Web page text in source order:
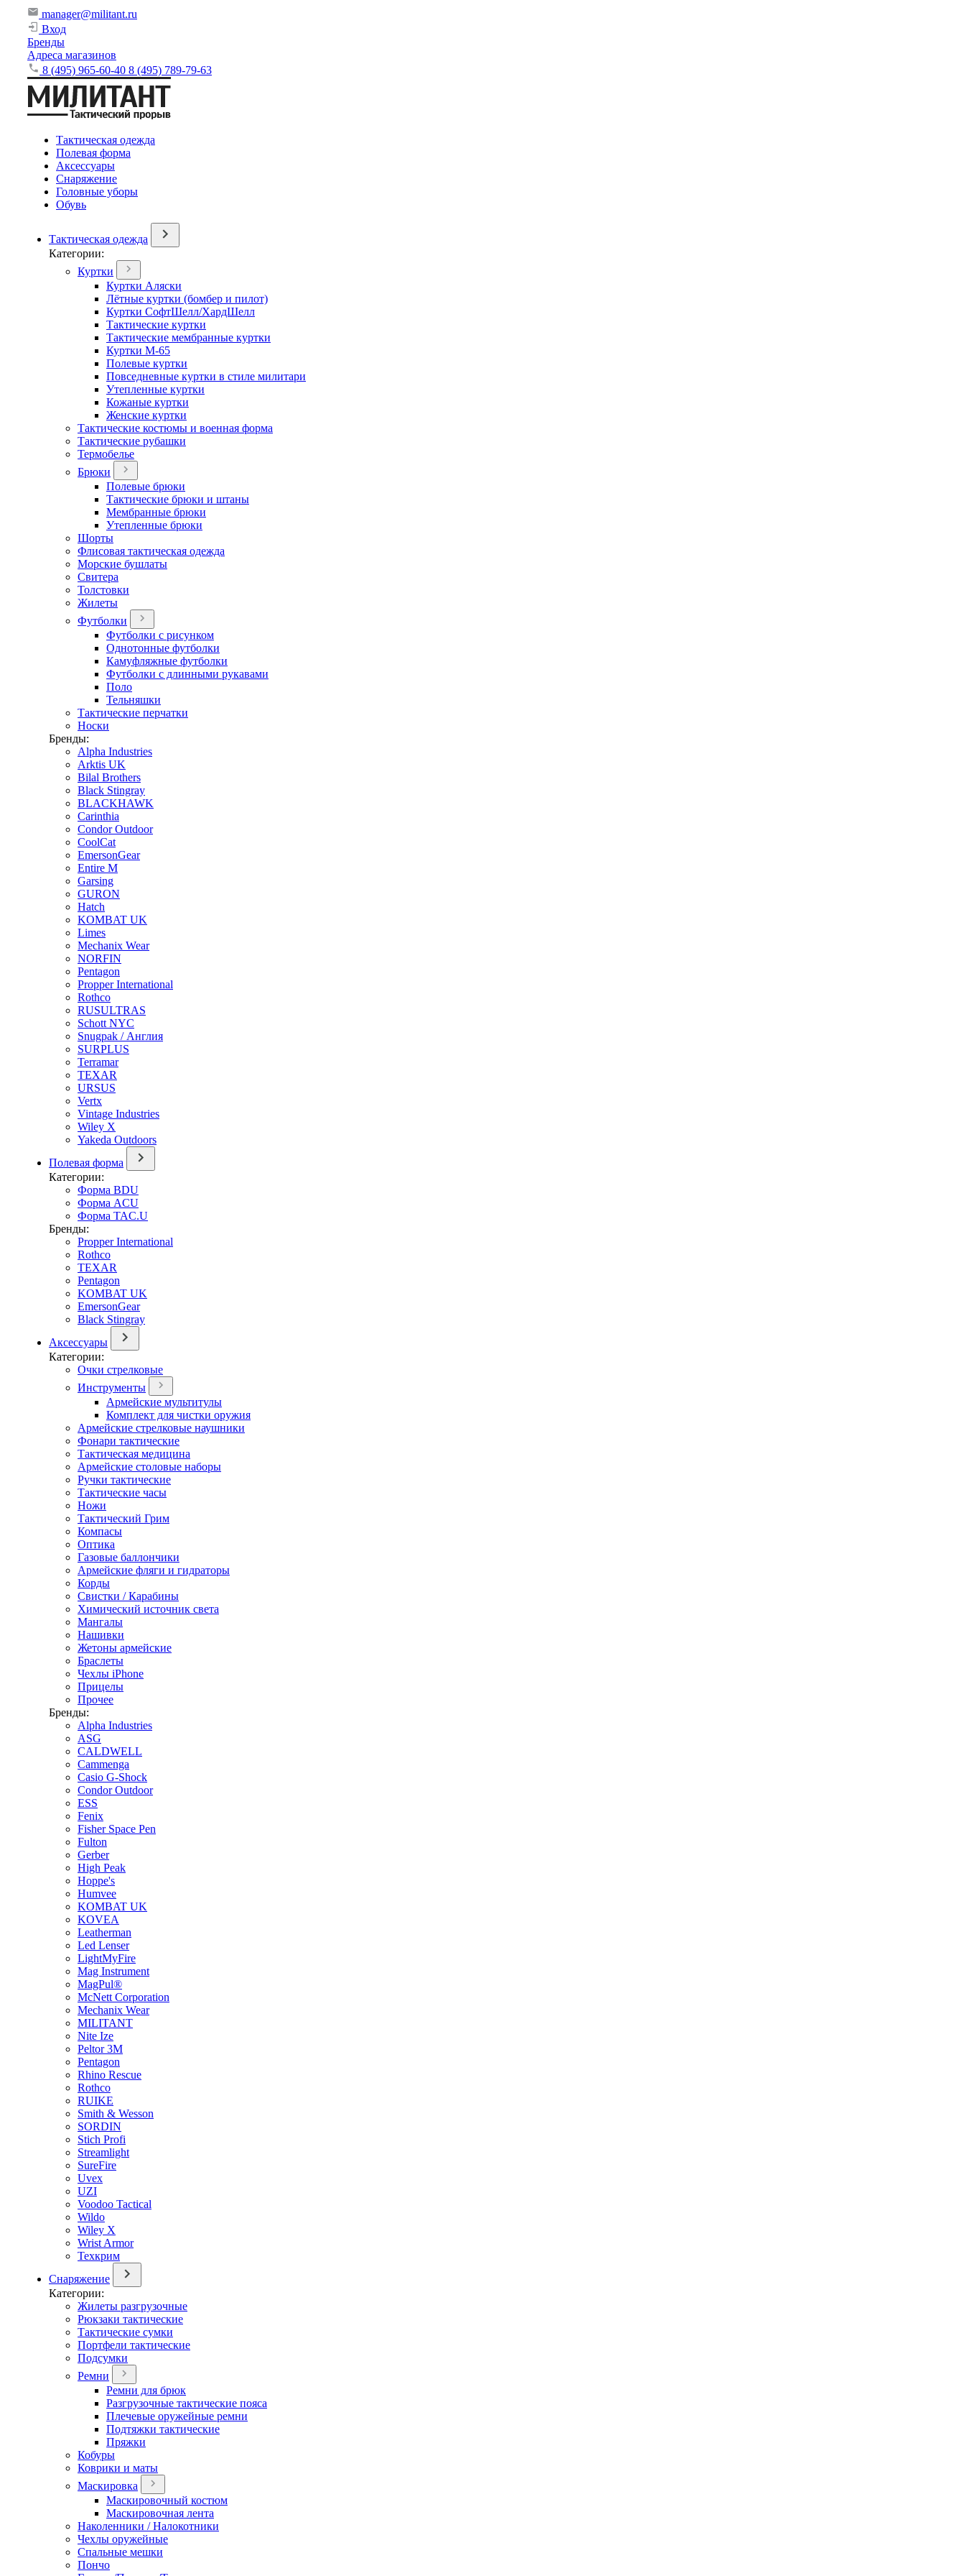
manager@militant.ru
Вход
Бренды
Адреса магазинов
8 (495) 965-60-40 8 (495) 789-79-63
Тактическая одежда
Полевая форма
Аксессуары
Снаряжение
Головные уборы
Обувь
Тактическая одежда
Категории:
Куртки
Куртки Аляски
Лётные куртки (бомбер и пилот)
Куртки СофтШелл/ХардШелл
Тактические куртки
Тактические мембранные куртки
Куртки М-65
Полевые куртки
Повседневные куртки в стиле милитари
Утепленные куртки
Кожаные куртки
Женские куртки
Тактические костюмы и военная форма
Тактические рубашки
Термобелье
Брюки
Полевые брюки
Тактические брюки и штаны
Мембранные брюки
Утепленные брюки
Шорты
Флисовая тактическая одежда
Морские бушлаты
Свитера
Толстовки
Жилеты
Футболки
Футболки с рисунком
Однотонные футболки
Камуфляжные футболки
Футболки с длинными рукавами
Поло
Тельняшки
Тактические перчатки
Носки
Бренды:
Alpha Industries
Arktis UK
Bilal Brothers
Black Stingray
BLACKHAWK
Carinthia
Condor Outdoor
CoolCat
EmersonGear
Entire M
Garsing
GURON
Hatch
KOMBAT UK
Limes
Mechanix Wear
NORFIN
Pentagon
Propper International
Rothco
RUSULTRAS
Schott NYC
Snugpak / Англия
SURPLUS
Terramar
TEXAR
URSUS
Vertx
Vintage Industries
Wiley X
Yakeda Outdoors
Полевая форма
Категории:
Форма BDU
Форма ACU
Форма TAC.U
Бренды:
Propper International
Rothco
TEXAR
Pentagon
KOMBAT UK
EmersonGear
Black Stingray
Аксессуары
Категории:
Очки стрелковые
Инструменты
Армейские мультитулы
Комплект для чистки оружия
Армейские стрелковые наушники
Фонари тактические
Тактическая медицина
Армейские столовые наборы
Ручки тактические
Тактические часы
Ножи
Тактический Грим
Компасы
Оптика
Газовые баллончики
Армейские фляги и гидраторы
Корды
Свистки / Карабины
Химический источник света
Мангалы
Нашивки
Жетоны армейские
Браслеты
Чехлы iPhone
Прицелы
Прочее
Бренды:
Alpha Industries
ASG
CALDWELL
Cammenga
Casio G-Shock
Condor Outdoor
ESS
Fenix
Fisher Space Pen
Fulton
Gerber
High Peak
Hoppe's
Humvee
KOMBAT UK
KOVEA
Leatherman
Led Lenser
LightMyFire
Mag Instrument
MagPul®
McNett Corporation
Mechanix Wear
MILITANT
Nite Ize
Peltor 3M
Pentagon
Rhino Rescue
Rothco
RUIKE
Smith & Wesson
SORDIN
Stich Profi
Streamlight
SureFire
Uvex
UZI
Voodoo Tactical
Wildo
Wiley X
Wrist Armor
Техкрим
Снаряжение
Категории:
Жилеты разгрузочные
Рюкзаки тактические
Тактические сумки
Портфели тактические
Подсумки
Ремни
Ремни для брюк
Разгрузочные тактические пояса
Плечевые оружейные ремни
Подтяжки тактические
Пряжки
Кобуры
Коврики и маты
Маскировка
Маскировочный костюм
Маскировочная лента
Наколенники / Налокотники
Чехлы оружейные
Спальные мешки
Пончо